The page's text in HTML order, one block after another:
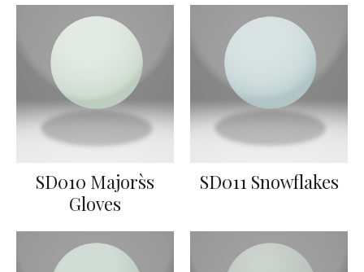
SD010 Majors`s
Gloves
SD011 Snowflakes